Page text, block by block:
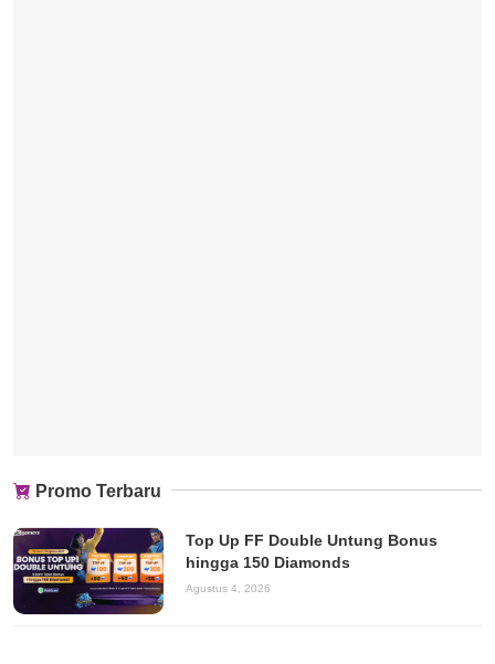
Promo Terbaru
Top Up FF Double Untung Bonus
hingga 150 Diamonds
Agustus 4, 2026